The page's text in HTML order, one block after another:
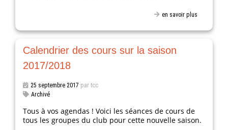
en savoir plus
Calendrier des cours sur la saison
2017/2018
25 septembre 2017 par tcc
Archivé
Tous à vos agendas ! Voici les séances de cours de
tous les groupes du club pour cette nouvelle saison.